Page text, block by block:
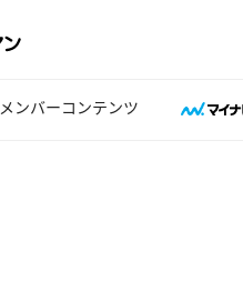
メンバーコンテンツ